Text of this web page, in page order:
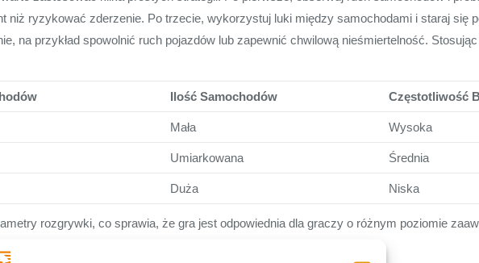
niż ryzykować zderzenie. Po trzecie, wykorzystuj luki między samochodami i staraj się
na przykład spowolnić ruch pojazdów lub zapewnić chwilową nieśmiertelność.
Ilość Samochodów Częstotliwość
Mała Wysoka
Umiarkowana Średnia
Duża Niska
rozgrywki, co sprawia, że gra jest odpowiednia dla graczy o różnym poziomie
i umiejętności.